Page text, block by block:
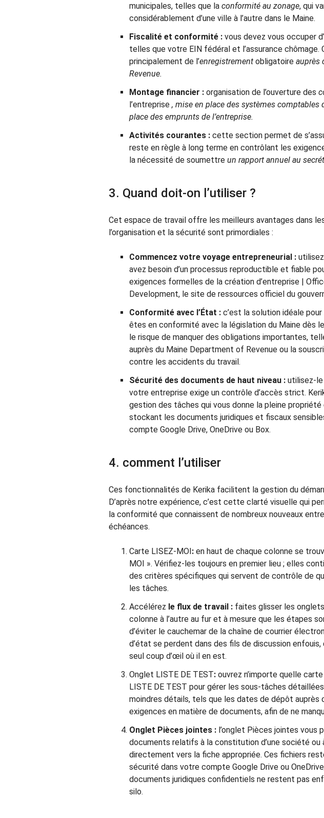
municipales, telles que la conformité au zonage, qui
considérablement d’une ville à l’autre dans le Maine.
Fiscalité et conformité : vous devez vous occuper
telles que votre EIN fédéral et l’assurance
principalement de l’enregistrement obligatoire auprès
Revenue.
Montage financier : organisation de l’ouverture des
l’entreprise , mise en place des systèmes comptables
place des emprunts de l’entreprise.
Activités courantes : cette section permet de
reste en règle à long terme en contrôlant les
la nécessité de soumettre un rapport annuel au
3. Quand doit-on l’utiliser ?
Cet espace de travail offre les meilleurs avantages dans
l’organisation et la sécurité sont primordiales :
Commencez votre voyage entrepreneurial :
avez besoin d’un processus reproductible et fiable
exigences formelles de la création d’entreprise |
Development, le site de ressources officiel du
Conformité avec l’État : c’est la solution idéale
êtes en conformité avec la législation du Maine dès
le risque de manquer des obligations importantes,
auprès du Maine Department of Revenue ou la
contre les accidents du travail.
Sécurité des documents de haut niveau : utilisez-
votre entreprise exige un contrôle d’accès strict.
gestion des tâches qui vous donne la pleine
stockant les documents juridiques et fiscaux
compte Google Drive, OneDrive ou Box.
4. comment l’utiliser
Ces fonctionnalités de Kerika facilitent la gestion du
D’après notre expérience, c’est cette clarté visuelle qui
la conformité que connaissent de nombreux nouveaux
échéances.
Carte LISEZ-MOI: en haut de chaque colonne se
MOI ». Vérifiez-les toujours en premier lieu ; elles
des critères spécifiques qui servent de contrôle de
les tâches.
Accélérez le flux de travail : faites glisser les
colonne à l’autre au fur et à mesure que les étapes
d’éviter le cauchemar de la chaîne de courrier
d’état se perdent dans des fils de discussion enfouis,
seul coup d’œil où il en est.
Onglet LISTE DE TEST: ouvrez n’importe quelle
LISTE DE TEST pour gérer les sous-tâches
moindres détails, tels que les dates de dépôt auprès
exigences en matière de documents, afin de ne
Onglet Pièces jointes : l’onglet Pièces jointes vous
documents relatifs à la constitution d’une société ou
directement vers la fiche appropriée. Ces fichiers
sécurité dans votre compte Google Drive ou
documents juridiques confidentiels ne restent pas
silo.